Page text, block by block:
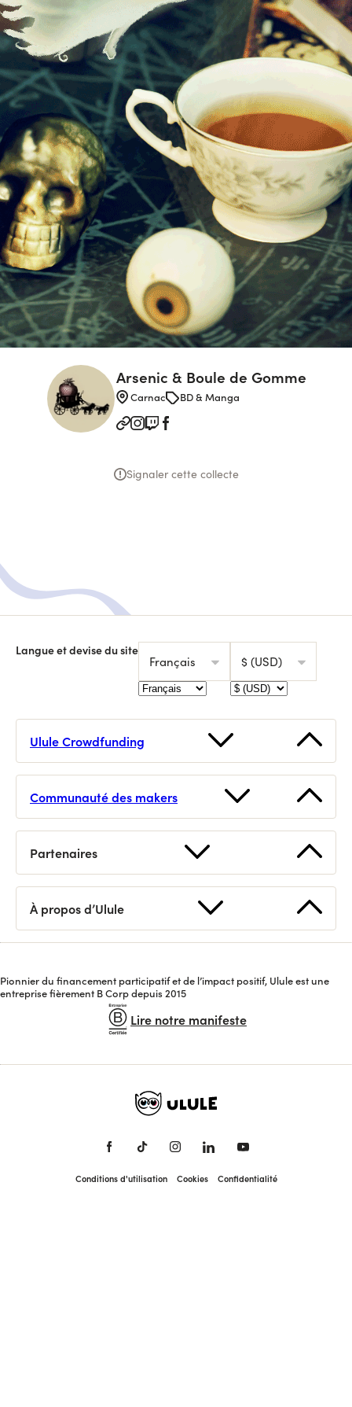
Arsenic & Boule de Gomme
Carnac BD & Manga
Signaler cette collecte
Langue et devise du site
Français $ (USD)
Ulule Crowdfunding
Webinaire crowdfunding gratuit
Foire aux questions
Logo / Kits de campagne
Statistiques
Communauté des makers
Demander un conseil
Tutoriels
Petites annonces
Partenaires
Devenir partenaire
Organiser un appel à projets
API
À propos d’Ulule
Équipe
Pionnier du financement participatif et de l’impact positif, Ulule est une
entreprise fièrement B Corp depuis 2015
Lire notre manifeste
Conditions d'utilisation Cookies Confidentialité